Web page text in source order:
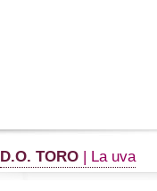
D.O. TORO | La uva